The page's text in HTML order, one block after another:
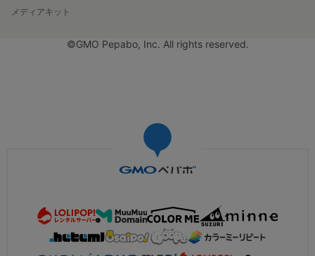
メディアキット
©GMO Pepabo, Inc. All rights reserved.